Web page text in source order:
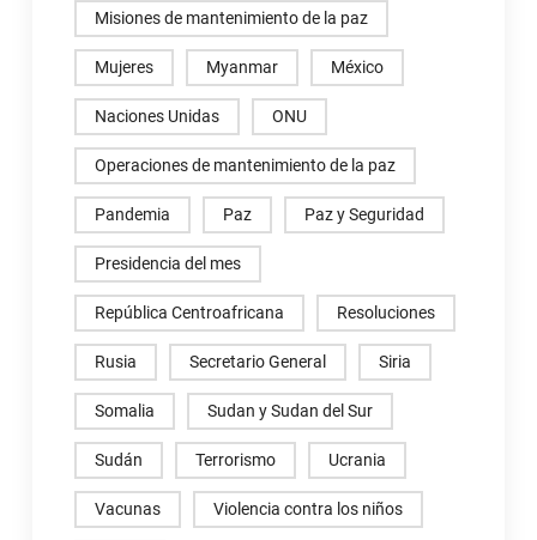
Misiones de mantenimiento de la paz
Mujeres Myanmar México
Naciones Unidas ONU
Operaciones de mantenimiento de la paz
Pandemia Paz Paz y Seguridad
Presidencia del mes
República Centroafricana Resoluciones
Rusia Secretario General Siria
Somalia Sudan y Sudan del Sur
Sudán Terrorismo Ucrania
Vacunas Violencia contra los niños